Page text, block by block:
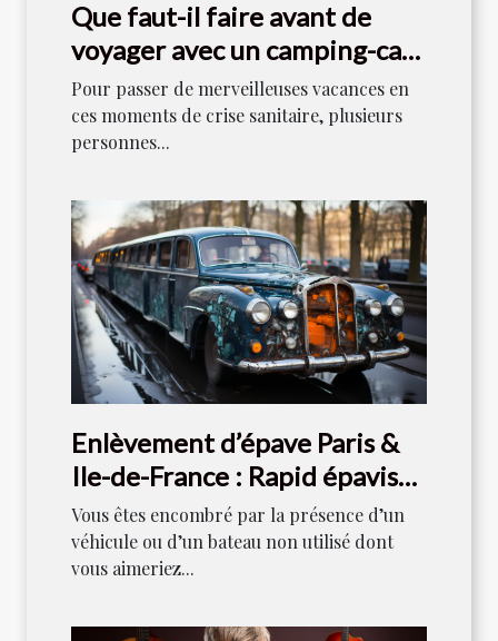
Que faut-il faire avant de
voyager avec un camping-car
en 2021 ?
Pour passer de merveilleuses vacances en
ces moments de crise sanitaire, plusieurs
personnes...
Enlèvement d’épave Paris &
Ile-de-France : Rapid épaviste
est votre référence
Vous êtes encombré par la présence d’un
véhicule ou d’un bateau non utilisé dont
vous aimeriez...